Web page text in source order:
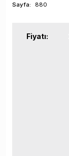
Sayfa: 880
Fiyatı: